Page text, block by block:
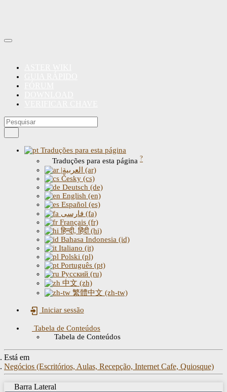
Traduções para esta página
Traduções para esta página ?
|العربية (ar)
Česky (cs)
Deutsch (de)
English (en)
Español (es)
فارسی (fa)
Français (fr)
हिन्दी, हिंदी (hi)
Bahasa Indonesia (id)
Italiano (it)
Polski (pl)
Português (pt)
Русский (ru)
中文 (zh)
繁體中文 (zh-tw)
Iniciar sessão
Tabela de Conteúdos
Tabela de Conteúdos
Está em
Negócios (Escritórios, Aulas, Recepção, Internet Cafe, Quiosque)
Barra Lateral